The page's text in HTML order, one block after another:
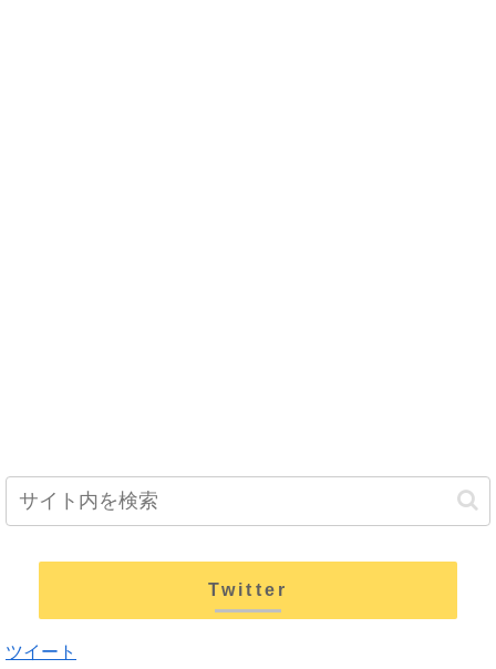
Twitter
ツイート